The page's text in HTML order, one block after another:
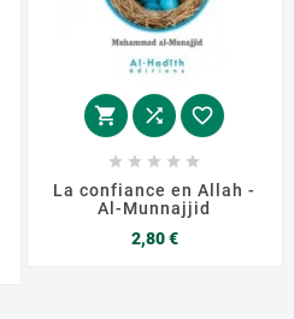
  
    
La confiance en Allah -
Al-Munnajjid
2,80 €Prix